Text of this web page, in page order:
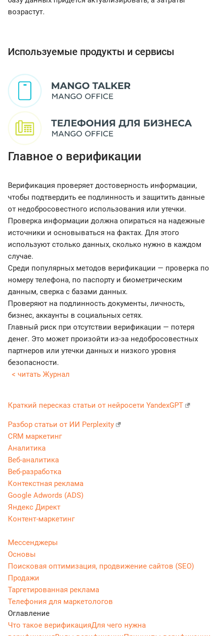
возрастут.
Используемые продукты и сервисы
Главное о верификации
Верификация проверяет достоверность информации,
чтобы подтвердить ее подлинность и защитить данные
от недобросовестного использования или утечки.
Проверка информации должна опираться на надежные
источники и основываться на фактах. Для этого
используют столько данных, сколько нужно в каждом
случае.
Среди популярных методов верификации — проверка по
номеру телефона, по паспорту и биометрическим
данным, сверка с базами данных.
Проверяют на подлинность документы, личность,
бизнес, аккаунты в социальных сетях.
Главный риск при отсутствии верификации — потеря
денег. Это может произойти из-за недобросовестных
партнеров или утечки данных и низкого уровня
безопасности.
< читать Журнал
Краткий пересказ статьи от нейросети YandexGPT
Разбор статьи от ИИ Perplexity
CRM маркетинг
Аналитика
Веб-аналитика
Веб-разработка
Контекстная реклама
Google Adwords (ADS)
Яндекс Директ
Контент-маркетинг
Мессенджеры
Основы
Поисковая оптимизация, продвижение сайтов (SEO)
Продажи
Таргетированная реклама
Телефония для маркетологов
Оглавление
Что такое верификацияДля чего нужна